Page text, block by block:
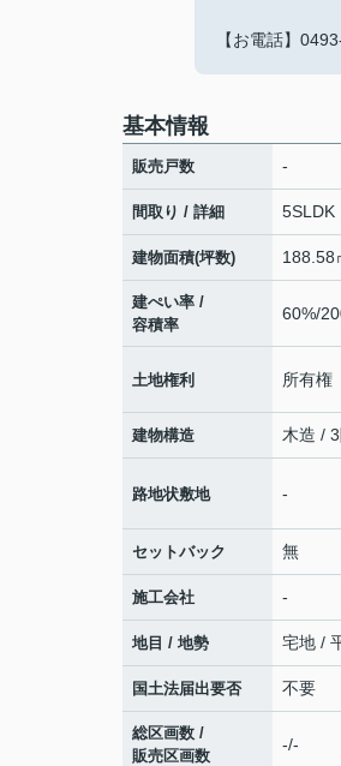
【お電話】
基本情報
販売戸数 -
間取り / 詳細 5SLDK
建物面積(坪数) 188.58
建ぺい率 /
容積率
60%/
土地権利 所有権
建物構造 木造 /
路地状敷地 -
セットバック 無
施工会社 -
地目 / 地勢 宅地 /
国土法届出要否 不要
総区画数 /
販売区画数
-/-